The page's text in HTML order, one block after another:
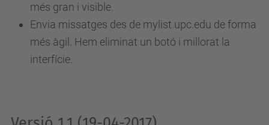
més gran i visible.
Envia missatges des de mylist.upc.edu de forma
més àgil. Hem eliminat un botó i millorat la
interfície.